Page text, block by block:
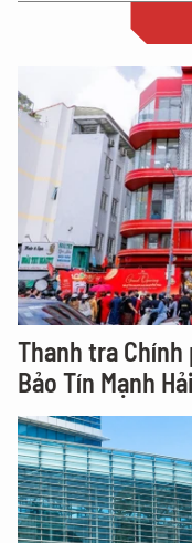
Thanh tra
Bảo Tín Mạnh